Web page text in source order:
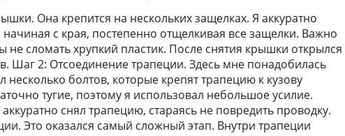
Она крепится на нескольких защелках. Я аккуратно
начиная с края, постепенно отщелкивая все защелки. Важно
не сломать хрупкий пластик. После снятия крышки открылся
Шаг 2: Отсоединение трапеции. Здесь мне понадобилась
несколько болтов, которые крепят трапецию к кузову
тугие, поэтому я использовал небольшое усилие.
снял трапецию, стараясь не повредить проводку.
Это оказался самый сложный этап. Внутри трапеции